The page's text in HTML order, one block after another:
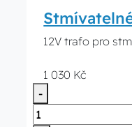
12V trafo pro
1 030 Kč
-